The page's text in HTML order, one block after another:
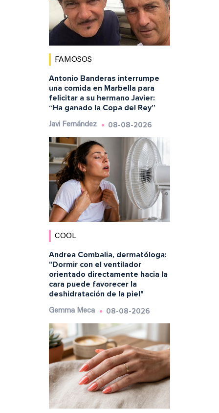
FAMOSOS
Antonio Banderas interrumpe
una comida en Marbella para
felicitar a su hermano Javier:
“Ha ganado la Copa del Rey”
Javi Fernández 08-08-2026
COOL
Andrea Combalia, dermatóloga:
"Dormir con el ventilador
orientado directamente hacia la
cara puede favorecer la
deshidratación de la piel"
Gemma Meca 08-08-2026